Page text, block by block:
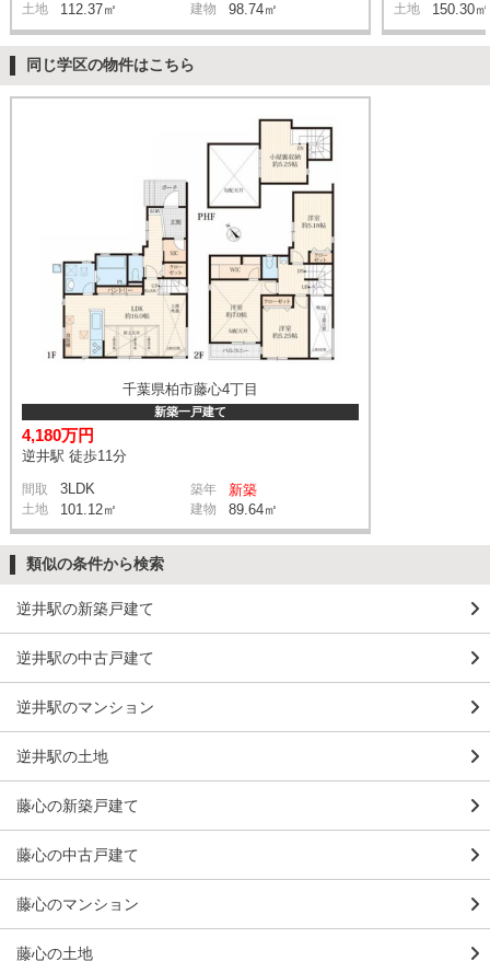
土地 112.37㎡ 建物 98.74㎡ 土地 150.30㎡
同じ学区の物件はこちら
千葉県柏市藤心4丁目
新築一戸建て
4,180万円
逆井駅 徒歩11分
間取 3LDK 築年 新築
土地 101.12㎡ 建物 89.64㎡
類似の条件から検索
逆井駅の新築戸建て
逆井駅の中古戸建て
逆井駅のマンション
逆井駅の土地
藤心の新築戸建て
藤心の中古戸建て
藤心のマンション
藤心の土地